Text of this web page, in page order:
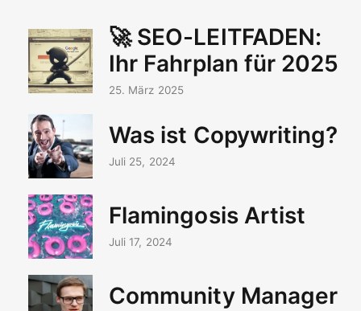
🚀 SEO-LEITFADEN:
Ihr Fahrplan für 2025
25. März 2025
Was ist Copywriting?
Juli 25, 2024
Flamingosis Artist
Juli 17, 2024
Community Manager